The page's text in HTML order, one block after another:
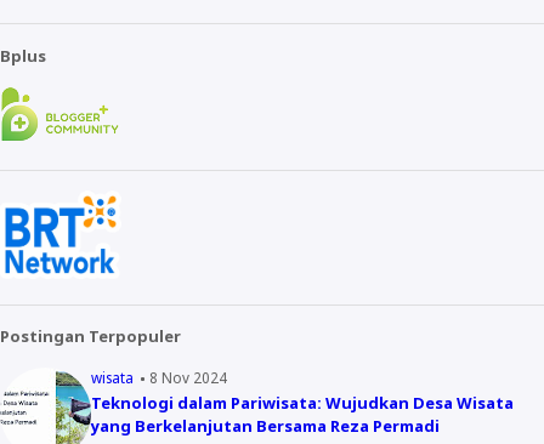
Bplus
Postingan Terpopuler
wisata 8 Nov 2024
Teknologi dalam Pariwisata: Wujudkan Desa Wisata
yang Berkelanjutan Bersama Reza Permadi